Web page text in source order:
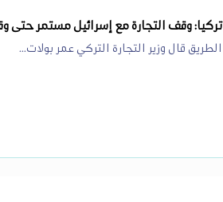
تركيا: وقف التجارة مع إسرائيل مستمر حتى
الطريق قال وزير التجارة التركي عمر بولات...